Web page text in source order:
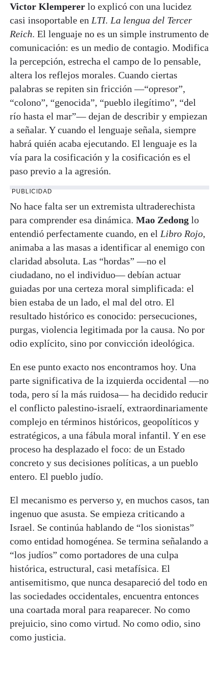
Victor Klemperer lo explicó con una lucidez
casi insoportable en LTI. La lengua del Tercer
Reich. El lenguaje no es un simple instrumento de
comunicación: es un medio de contagio. Modifica
la percepción, estrecha el campo de lo pensable,
altera los reflejos morales. Cuando ciertas
palabras se repiten sin fricción —“opresor”,
“colono”, “genocida”, “pueblo ilegítimo”, “del
río hasta el mar”— dejan de describir y empiezan
a señalar. Y cuando el lenguaje señala, siempre
habrá quién acaba ejecutando. El lenguaje es la
vía para la cosificación y la cosificación es el
paso previo a la agresión.
PUBLICIDAD
No hace falta ser un extremista ultraderechista
para comprender esa dinámica. Mao Zedong lo
entendió perfectamente cuando, en el Libro Rojo,
animaba a las masas a identificar al enemigo con
claridad absoluta. Las “hordas” —no el
ciudadano, no el individuo— debían actuar
guiadas por una certeza moral simplificada: el
bien estaba de un lado, el mal del otro. El
resultado histórico es conocido: persecuciones,
purgas, violencia legitimada por la causa. No por
odio explícito, sino por convicción ideológica.
En ese punto exacto nos encontramos hoy. Una
parte significativa de la izquierda occidental —no
toda, pero sí la más ruidosa— ha decidido reducir
el conflicto palestino-israelí, extraordinariamente
complejo en términos históricos, geopolíticos y
estratégicos, a una fábula moral infantil. Y en ese
proceso ha desplazado el foco: de un Estado
concreto y sus decisiones políticas, a un pueblo
entero. El pueblo judío.
El mecanismo es perverso y, en muchos casos, tan
ingenuo que asusta. Se empieza criticando a
Israel. Se continúa hablando de “los sionistas”
como entidad homogénea. Se termina señalando a
“los judíos” como portadores de una culpa
histórica, estructural, casi metafísica. El
antisemitismo, que nunca desapareció del todo en
las sociedades occidentales, encuentra entonces
una coartada moral para reaparecer. No como
prejuicio, sino como virtud. No como odio, sino
como justicia.